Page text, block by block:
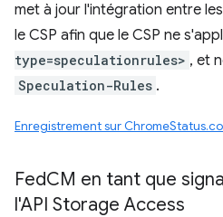
met à jour l'intégration entre
le CSP afin que le CSP ne
type=speculationrules> , et
Speculation-Rules .
Enregistrement sur
FedCM en tant que
l'API Storage Access